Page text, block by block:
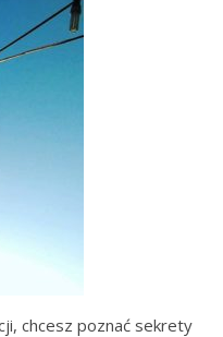
chcesz poznać sekrety